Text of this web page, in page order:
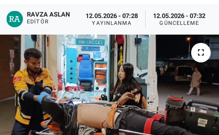
RAVZA ASLAN
EDITÖR
12.05.2026 - 07:28
YAYINLANMA
12.05.2026 - 07:32
GÜNCELLEME
Yerel
Bursaspor
Gündem
Sağlık
Eğitim
Tüm Manşetler
Son Dakika Haberleri
Haber Arşivi